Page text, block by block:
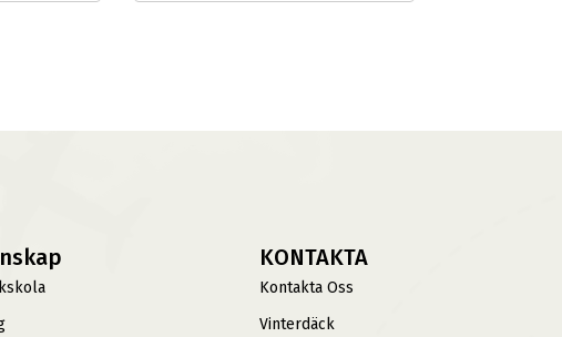
KONTAKTA
Kontakta Oss
Vinterdäck